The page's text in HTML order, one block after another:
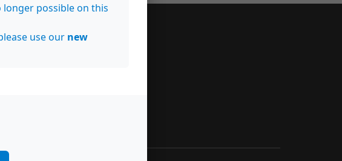
longer possible on this
use our new